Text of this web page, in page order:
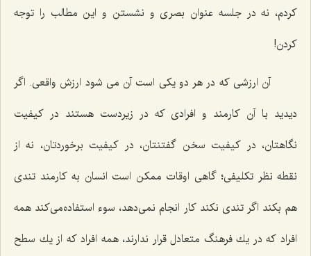
كردم، نه در جلسه عنوان بصری و نشستن و این مطالب را توجه
كردن!
آن ارزشی كه در هر دو یكی است آن می شود ارزش واقعی. اگر
دیدید با آن كارمند و افرادی كه در زیردست هستند در كیفیت
نگاهتان، در كیفیت سخن گفتنتان، در كیفیت برخوردتان، نه از
نقطه نظر تكلیفی؛ گاهی اوقات ممكن است انسان به كارمند تندی
هم بكند اگر تندی نكند كار انجام نمی‌دهد، سوء استفاده‌می‌كند همه
افراد كه در یك فرهنگ متعادل قرار ندارند، همه افراد كه از یك سطح